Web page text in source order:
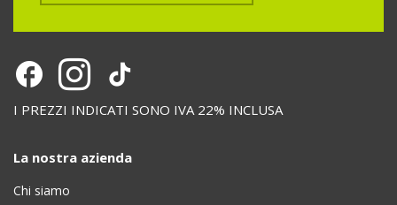
I PREZZI INDICATI SONO IVA 22% INCLUSA
La nostra azienda
Chi siamo